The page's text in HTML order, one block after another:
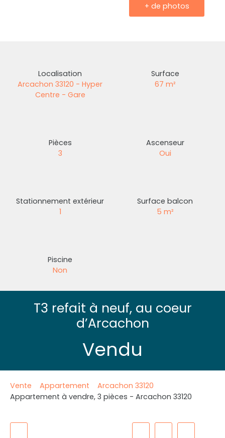
+ de photos
Localisation
Arcachon 33120 - Hyper
Centre - Gare
Surface
67 m²
Pièces
3
Ascenseur
Oui
Stationnement extérieur
1
Surface balcon
5 m²
Piscine
Non
T3 refait à neuf, au coeur
d’Arcachon
Vendu
Vente Appartement
Arcachon 33120
Appartement à vendre, 3 pièces - Arcachon 33120